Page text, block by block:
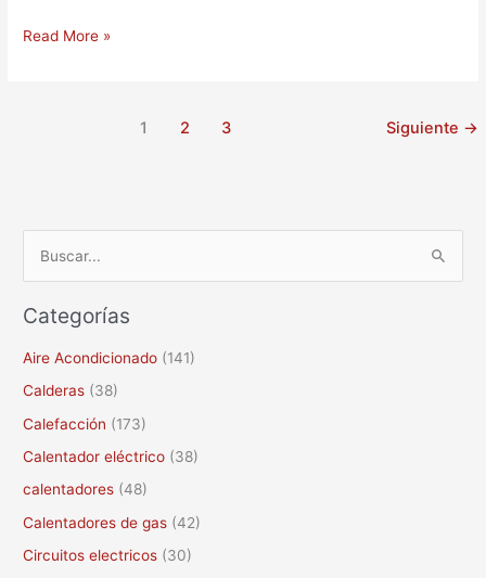
Read More »
1 2 3 Siguiente →
s
o
r
:
Categorías
Aire Acondicionado (141)
Calderas (38)
Calefacción (173)
Calentador eléctrico (38)
calentadores (48)
Calentadores de gas (42)
Circuitos electricos (30)